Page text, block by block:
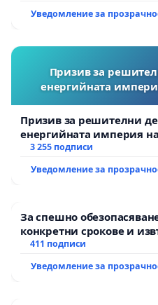
Уведомление за
Призив за
енергийната
Призив за решителни
енергийната империя
3 255 подписи
Уведомление за
За спешно
конкретни срокове и
рехабилитация на
Мирово - к.к. Момин
411 подписи
Уведомление за